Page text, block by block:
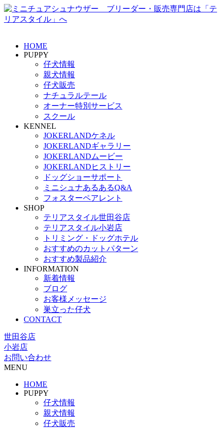
HOME
PUPPY
仔犬情報
親犬情報
仔犬販売
ナチュラルテール
オーナー特別サービス
スクール
KENNEL
JOKERLANDケネル
JOKERLANDギャラリー
JOKERLANDムービー
JOKERLANDヒストリー
ドッグショーサポート
ミニシュナあるあるQ&A
フォスターペアレント
SHOP
テリアスタイル世田谷店
テリアスタイル小岩店
トリミング・ドッグホテル
おすすめのカットパターン
おすすめ製品紹介
INFORMATION
新着情報
ブログ
お客様メッセージ
巣立った仔犬
CONTACT
世田谷店
小岩店
お問い合わせ
MENU
HOME
PUPPY
仔犬情報
親犬情報
仔犬販売